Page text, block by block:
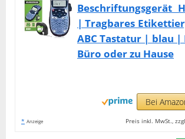
Beschriftungsgerät
| Tragbares
ABC Tastatur | blau |
Büro oder zu Hause
Bei
* Anzeige Preis inkl. MwSt.,